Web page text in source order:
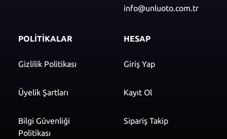
info@unluoto.com.tr
POLİTİKALAR
Gizlilik Politikası
Üyelik Şartları
Bilgi Güvenliği
Politikası
HESAP
Giriş Yap
Kayıt Ol
Sipariş Takip